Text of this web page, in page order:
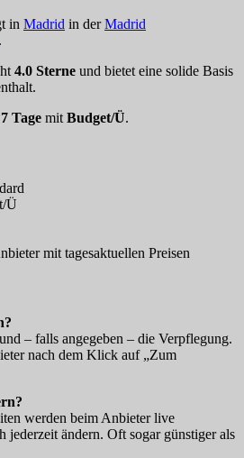
in Madrid in derMadrid
.
4.0 Sterne und bietet eine solide Basis
7 Tage mit Budget/Ü.
Ü
mit tagesaktuellen Preisen
– falls angegeben – die Verpflegung.
nach dem Klick auf „Zum
werden beim Anbieter live
jederzeit ändern. Oft sogar günstiger als